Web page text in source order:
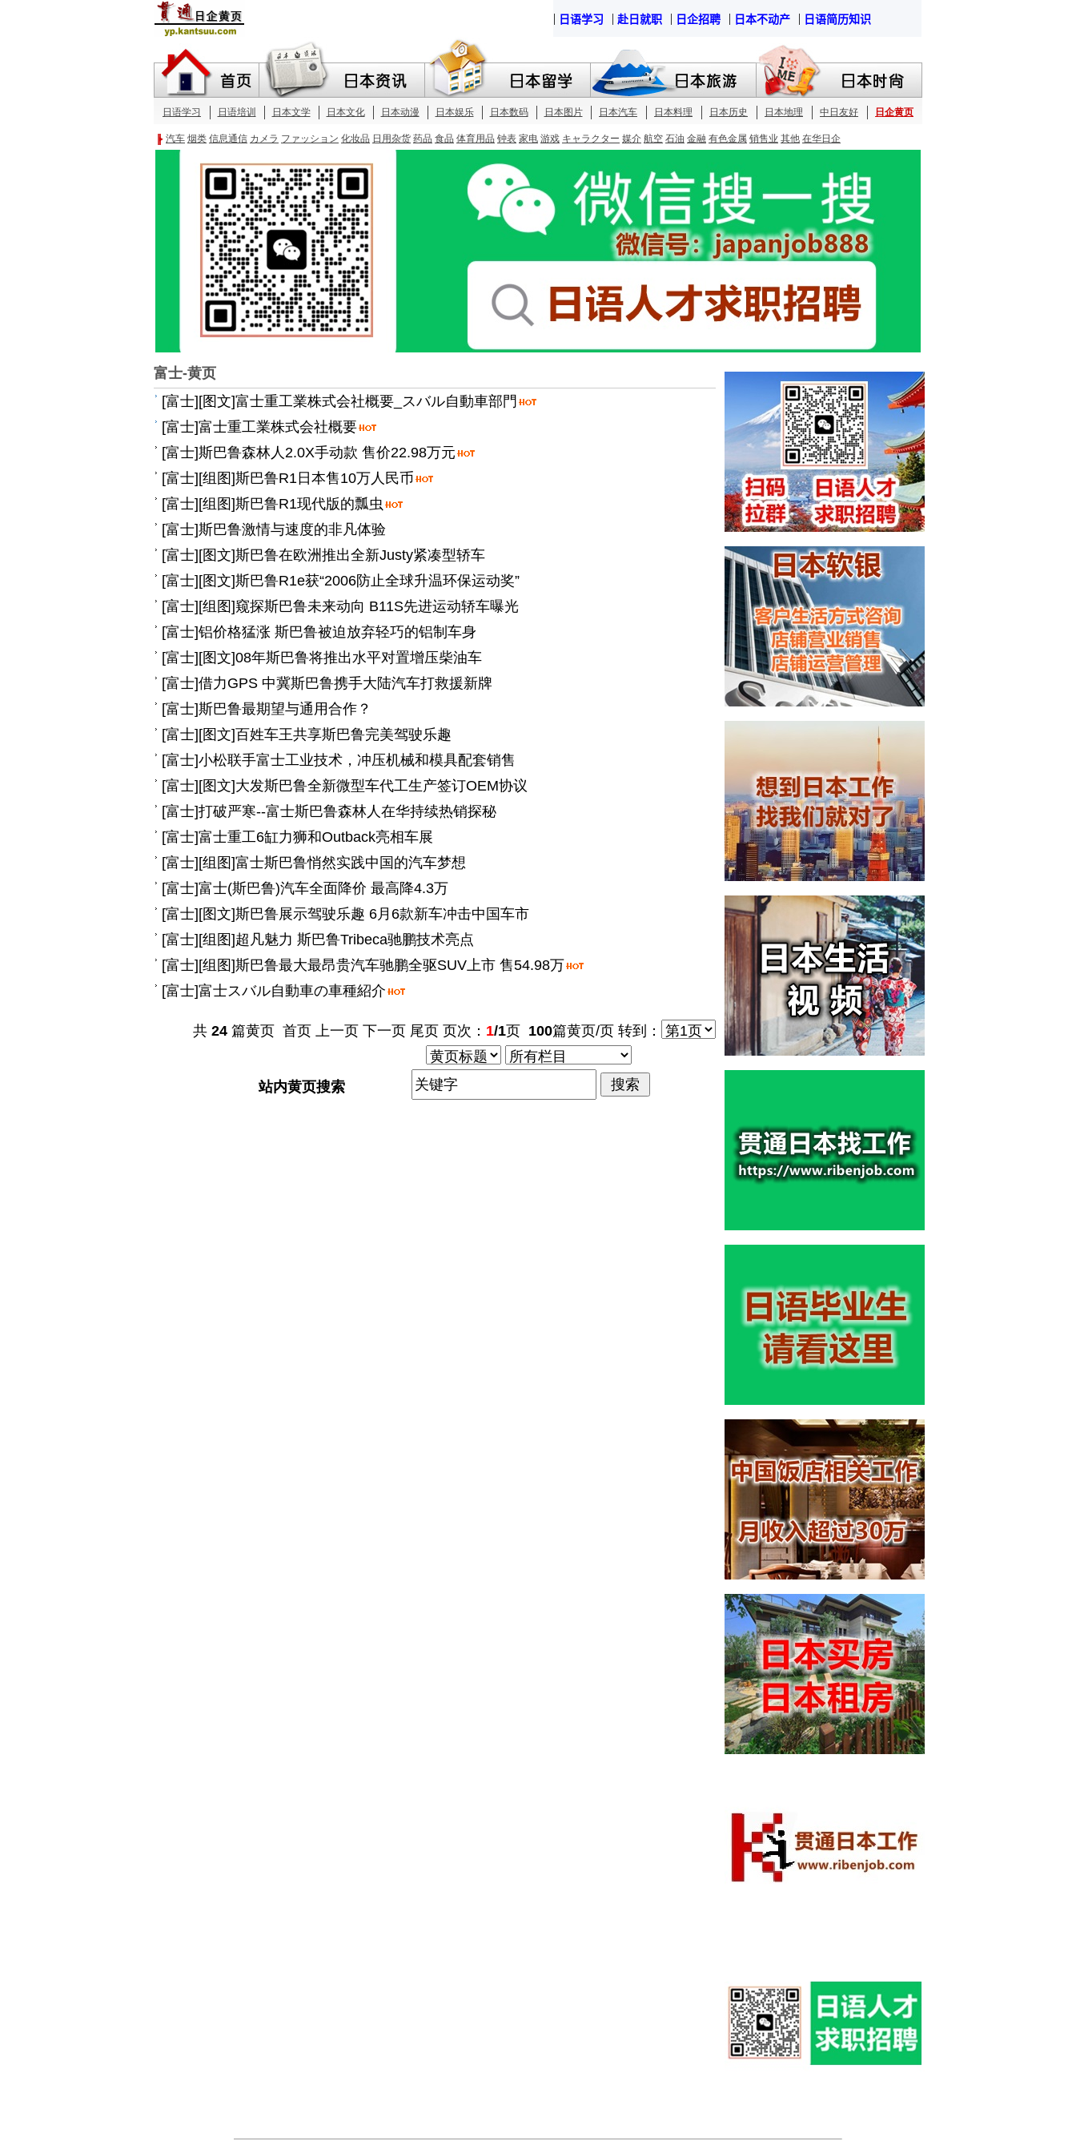
富士-黄页
[富士] [图文]富士重工業株式会社概要_スバル自動車部門
[富士]富士重工業株式会社概要
[富士]斯巴鲁森林人2.0X手动款 售价22.98万元
[富士] [组图]斯巴鲁R1日本售10万人民币
[富士] [组图]斯巴鲁R1现代版的瓢虫
[富士]斯巴鲁激情与速度的非凡体验
[富士] [图文]斯巴鲁在欧洲推出全新Justy紧凑型轿车
[富士] [图文]斯巴鲁R1e获“2006防止全球升温环保运动奖”
[富士] [组图]窥探斯巴鲁未来动向 B11S先进运动轿车曝光
[富士]铝价格猛涨 斯巴鲁被迫放弃轻巧的铝制车身
[富士] [图文]08年斯巴鲁将推出水平对置增压柴油车
[富士]借力GPS 中冀斯巴鲁携手大陆汽车打救援新牌
[富士]斯巴鲁最期望与通用合作？
[富士] [图文]百姓车王共享斯巴鲁完美驾驶乐趣
[富士]小松联手富士工业技术，冲压机械和模具配套销售
[富士] [图文]大发斯巴鲁全新微型车代工生产签订OEM协议
[富士]打破严寒--富士斯巴鲁森林人在华持续热销探秘
[富士]富士重工6缸力狮和Outback亮相车展
[富士] [组图]富士斯巴鲁悄然实践中国的汽车梦想
[富士]富士(斯巴鲁)汽车全面降价 最高降4.3万
[富士] [图文]斯巴鲁展示驾驶乐趣 6月6款新车冲击中国车市
[富士] [组图]超凡魅力 斯巴鲁Tribeca驰鹏技术亮点
[富士] [组图]斯巴鲁最大最昂贵汽车驰鹏全驱SUV上市 售54.98万
[富士]富士スバル自動車の車種紹介
共 24 篇黄页 首页 上一页 下一页 尾页 页次： 1/1页 100篇黄页/页 转到：
站内黄页搜索